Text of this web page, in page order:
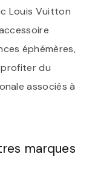
Louis Vuitton
éphémères,
du
associés à
marques